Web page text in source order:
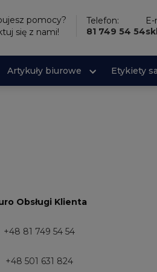
pomocy?
się z nami!
Telefon:
81 749 54 54
Artykuły biurowe Etykiety
Obsługi Klienta
+48 81 749 54 54
+48 501 631 824